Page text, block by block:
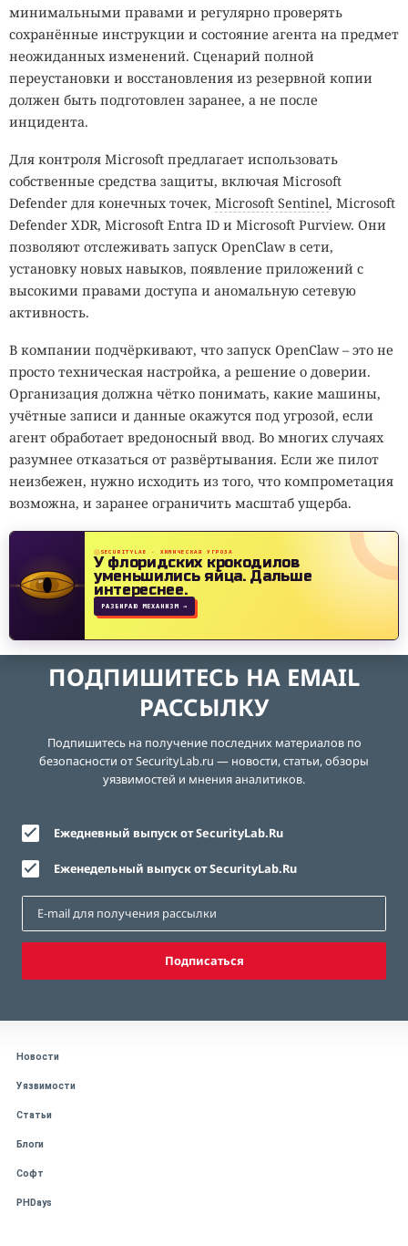
минимальными правами и регулярно проверять
сохранённые инструкции и состояние агента на предмет
неожиданных изменений. Сценарий полной
переустановки и восстановления из резервной копии
должен быть подготовлен заранее, а не после
инцидента.
Для контроля Microsoft предлагает использовать
собственные средства защиты, включая Microsoft
Defender для конечных точек, Microsoft Sentinel, Microsoft
Defender XDR, Microsoft Entra ID и Microsoft Purview. Они
позволяют отслеживать запуск OpenClaw в сети,
установку новых навыков, появление приложений с
высокими правами доступа и аномальную сетевую
активность.
В компании подчёркивают, что запуск OpenClaw – это не
просто техническая настройка, а решение о доверии.
Организация должна чётко понимать, какие машины,
учётные записи и данные окажутся под угрозой, если
агент обработает вредоносный ввод. Во многих случаях
разумнее отказаться от развёртывания. Если же пилот
неизбежен, нужно исходить из того, что компрометация
возможна, и заранее ограничить масштаб ущерба.
SECURITYLAB · ХИМИЧЕСКАЯ УГРОЗА
У флоридских крокодилов
уменьшились яйца.Дальше
интереснее.
РАЗБИРАЮ МЕХАНИЗМ →
ПОДПИШИТЕСЬ НА EMAIL
РАССЫЛКУ
Подпишитесь на получение последних материалов по
безопасности от SecurityLab.ru — новости, статьи, обзоры
уязвимостей и мнения аналитиков.
Ежедневный выпуск от SecurityLab.Ru
Еженедельный выпуск от SecurityLab.Ru
Подписаться
Новости
Уязвимости
Статьи
Блоги
Софт
PHDays